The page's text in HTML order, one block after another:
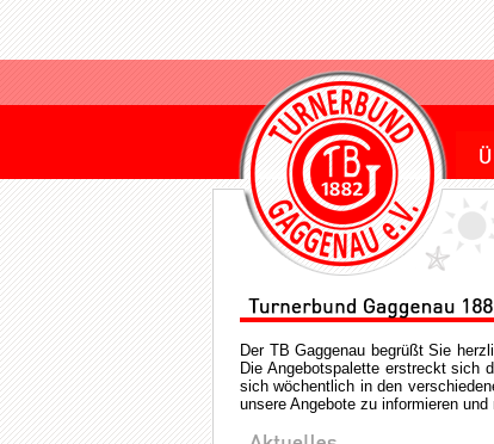
Der TB Gaggenau begrüßt Sie
Die Angebotspalette erstreckt sich
sich wöchentlich in den
unsere Angebote zu informieren